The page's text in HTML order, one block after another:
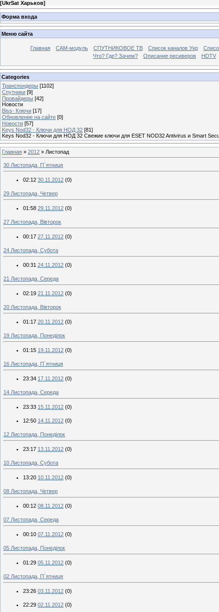
[UkrSat Харьков]
Форма входа
Меню сайта
Главная CAM-модуль СПУТНИКОВОЕ ТВ Список каналов Укр
Что? Где? Зачем?
Описание ресиверов HDTV
Categories
Транспондеры [1102]
Спутники [9]
Провайдеры [42]
Новости
Biss- Ключи [17]
Обновление на сайте [0]
Новости [57]
Keys Nod32 - Ключи для НОД 32 [81]
Keys Nod32 - Ключи для НОД 32 Свежие ключи для ESET NOD32 Antivirus и Smart
Главная » 2012 » Листопад
30 Листопада, П`ятниця
02:12 30.11.2012 (0)
29 Листопада, Четвер
01:58 29.11.2012 (0)
27 Листопада, Вівторок
00:17 27.11.2012 (0)
24 Листопада, Субота
00:31 24.11.2012 (0)
21 Листопада, Середа
02:19 21.11.2012 (0)
20 Листопада, Вівторок
01:17 20.11.2012 (0)
19 Листопада, Понеділок
01:15 19.11.2012 (0)
16 Листопада, П`ятниця
23:34 17.11.2012 (0)
14 Листопада, Середа
23:33 15.11.2012 (0)
12:50 14.11.2012 (0)
12 Листопада, Понеділок
23:17 13.11.2012 (0)
10 Листопада, Субота
13:20 10.11.2012 (0)
08 Листопада, Четвер
00:12 08.11.2012 (0)
07 Листопада, Середа
00:10 07.11.2012 (0)
05 Листопада, Понеділок
01:29 05.11.2012 (0)
02 Листопада, П`ятниця
23:26 03.11.2012 (0)
22:29 02.11.2012 (0)